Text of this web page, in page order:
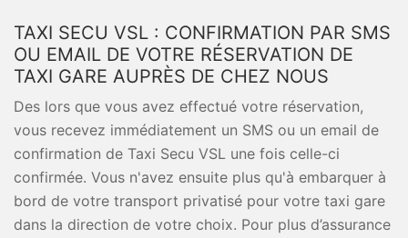
TAXI SECU VSL : CONFIRMATION PAR SMS
OU EMAIL DE VOTRE RÉSERVATION DE
TAXI GARE AUPRÈS DE CHEZ NOUS
Des lors que vous avez effectué votre réservation,
vous recevez immédiatement un SMS ou un email de
confirmation de Taxi Secu VSL une fois celle-ci
confirmée. Vous n'avez ensuite plus qu'à embarquer à
bord de votre transport privatisé pour votre taxi gare
dans la direction de votre choix. Pour plus d’assurance